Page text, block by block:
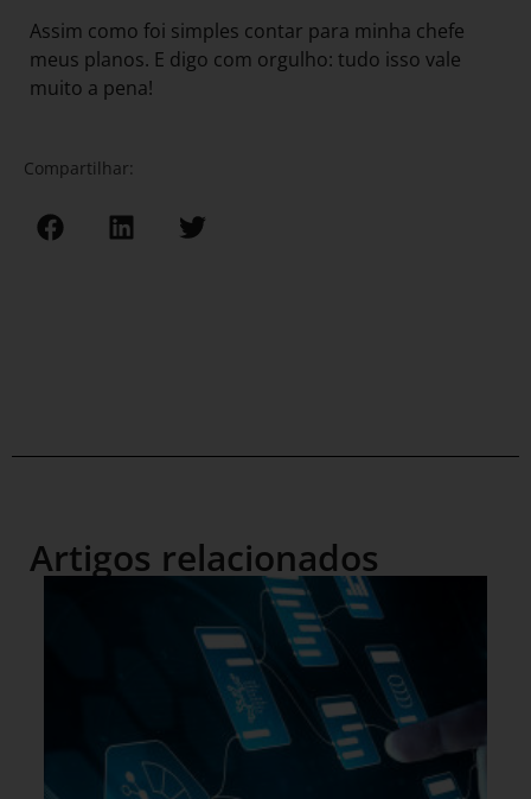
Assim como foi simples contar para minha chefe
meus planos. E digo com orgulho: tudo isso vale
muito a pena!
Compartilhar:
Artigos relacionados